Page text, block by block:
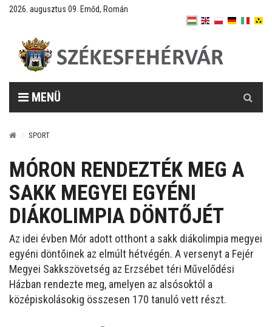
2026. augusztus 09. Emőd, Román
MENÜ
SPORT
MÓRON RENDEZTÉK MEG A
SAKK MEGYEI EGYÉNI
DIÁKOLIMPIA DÖNTŐJÉT
Az idei évben Mór adott otthont a sakk diákolimpia megyei
egyéni döntőinek az elmúlt hétvégén. A versenyt a Fejér
Megyei Sakkszövetség az Erzsébet téri Művelődési
Házban rendezte meg, amelyen az alsósoktól a
középiskolásokig összesen 170 tanuló vett részt.